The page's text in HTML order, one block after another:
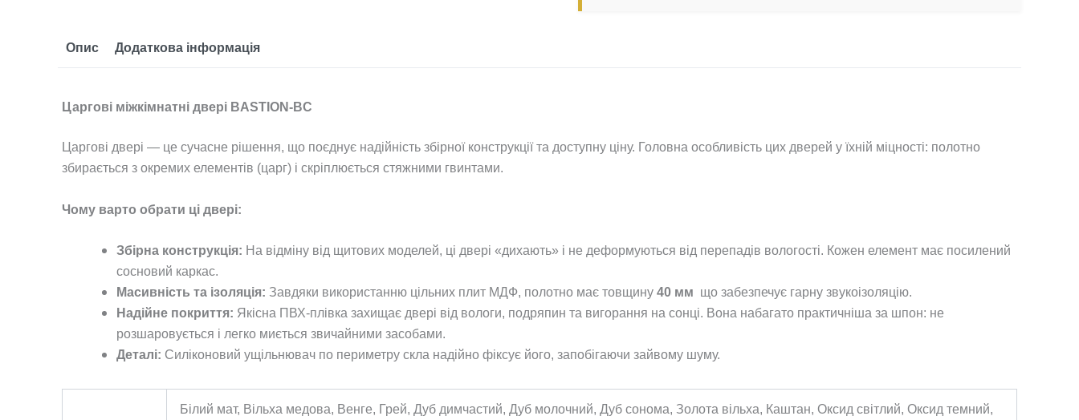
Опис Додаткова інформація
Царгові міжкімнатні двері BASTION-BC
Царгові двері — це сучасне рішення, що поєднує надійність збірної конструкції та доступну ціну. Головна особливість цих дверей у їхній міцності: полотно
збирається з окремих елементів (царг) і скріплюється стяжними гвинтами.
Чому варто обрати ці двері:
Збірна конструкція: На відміну від щитових моделей, ці двері «дихають» і не деформуються від перепадів вологості. Кожен елемент має посилений
сосновий каркас.
Масивність та ізоляція: Завдяки використанню цільних плит МДФ, полотно має товщину40 мм що забезпечує гарну звукоізоляцію.
Надійне покриття: Якісна ПВХ-плівка захищає двері від вологи, подряпин та вигорання на сонці. Вона набагато практичніша за шпон: не
розшаровується і легко миється звичайними засобами.
Деталі: Силіконовий ущільнювач по периметру скла надійно фіксує його, запобігаючи зайвому шуму.
Білий мат, Вільха медова, Венге, Грей, Дуб димчастий, Дуб молочний, Дуб сонома, Золота вільха, Каштан, Оксид світлий, Оксид темний,